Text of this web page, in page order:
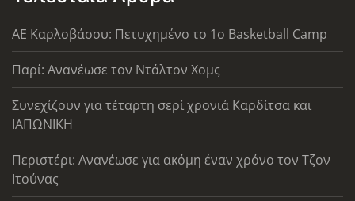
ΑΕ Καρλοβάσου: Πετυχημένο το 1ο Basketball Camp
Παρί: Ανανέωσε τον Ντάλτον Χομς
Συνεχίζουν για τέταρτη σερί χρονιά Καρδίτσα και
ΙΑΠΩΝΙΚΗ
Περιστέρι: Ανανέωσε για ακόμη έναν χρόνο τον Τζον
Ιτούνας